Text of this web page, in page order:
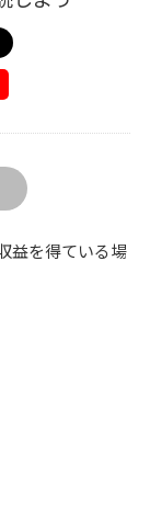
益を得ている場